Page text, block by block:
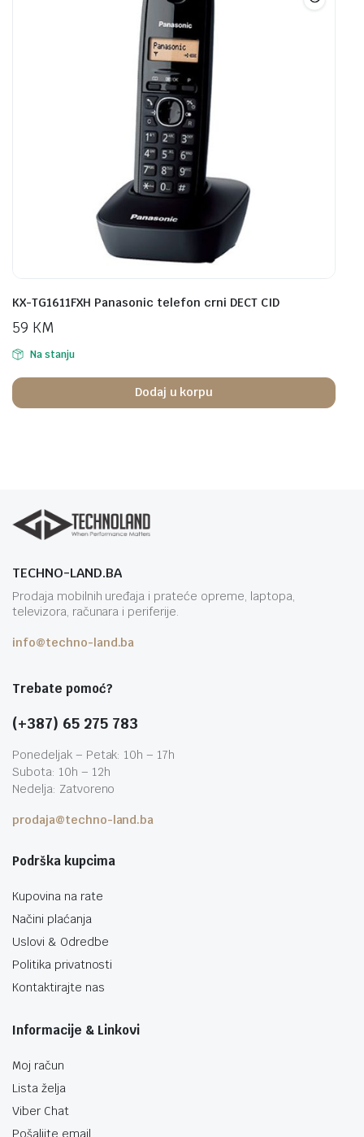
KX-TG1611FXH Panasonic telefon crni DECT CID
59 KM
Na stanju
Dodaj u korpu
TECHNO-LAND.BA
Prodaja mobilnih uređaja i prateće opreme, laptopa,
televizora, računara i periferije.
info@techno-land.ba
Trebate pomoć?
(+387) 65 275 783
Ponedeljak – Petak: 10h – 17h
Subota: 10h – 12h
Nedelja: Zatvoreno
prodaja@techno-land.ba
Podrška kupcima
Kupovina na rate
Načini plaćanja
Uslovi & Odredbe
Politika privatnosti
Kontaktirajte nas
Informacije & Linkovi
Moj račun
Lista želja
Viber Chat
Pošaljite email